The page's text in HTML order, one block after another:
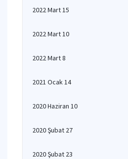
2022 Mart 15
2022 Mart 10
2022 Mart 8
2021 Ocak 14
2020 Haziran 10
2020 Şubat 27
2020 Şubat 23